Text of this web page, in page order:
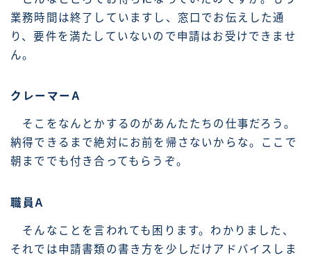
業務時間は終了していますし、窓口でお伝えした通
り、要件を満たしていないので申請はお受けできませ
ん。
クレーマーA
そこをなんとかするのがあんたたちの仕事だろう。
納得できるまで絶対にお前を帰さないからな。ここで
朝まででも付き合ってもらうぞ。
職員A
そんなことを言われても困ります。わかりました、
それでは申請書類の書き方を少しだけアドバイスしま